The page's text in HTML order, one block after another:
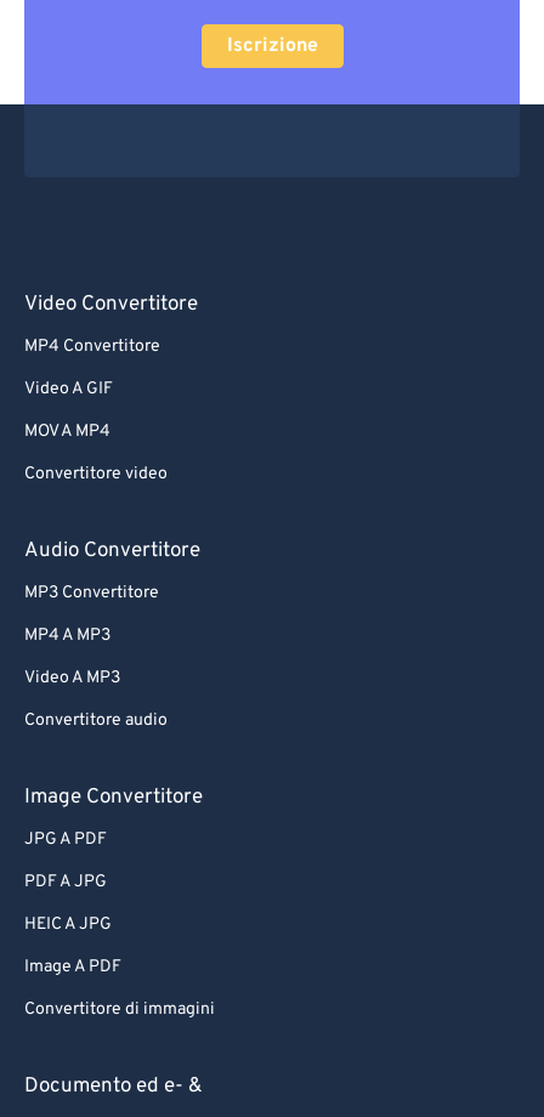
Iscrizione
Video Convertitore
MP4 Convertitore
Video A GIF
MOV A MP4
Convertitore video
Audio Convertitore
MP3 Convertitore
MP4 A MP3
Video A MP3
Convertitore audio
Image Convertitore
JPG A PDF
PDF A JPG
HEIC A JPG
Image A PDF
Convertitore di immagini
Documento ed e- &